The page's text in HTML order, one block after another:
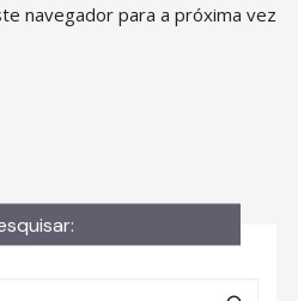
navegador para a próxima vez